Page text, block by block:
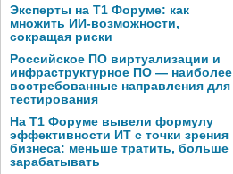
Эксперты на Т1 Форуме: как
множить ИИ-возможности,
сокращая риски
Российское ПО виртуализации и
инфраструктурное ПО — наиболее
востребованные направления для
тестирования
На Т1 Форуме вывели формулу
эффективности ИТ с точки зрения
бизнеса: меньше тратить, больше
зарабатывать